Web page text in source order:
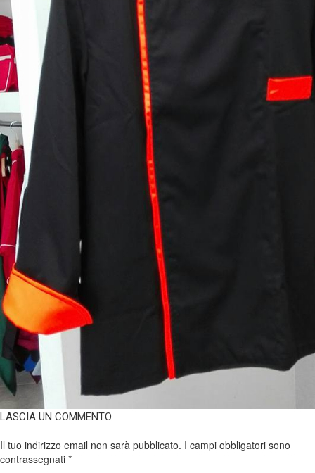
LASCIA UN COMMENTO
Il tuo indirizzo email non sarà pubblicato. I campi obbligatori sono
contrassegnati *